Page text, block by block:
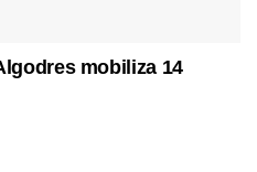
mobiliza 14